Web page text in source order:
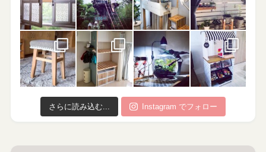
さらに読み込む... Instagram でフォロー